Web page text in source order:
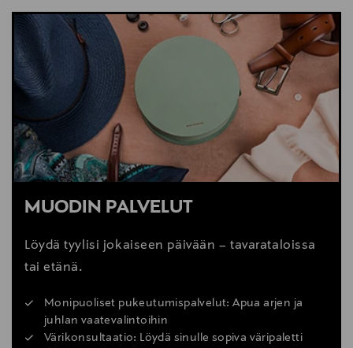
MUODIN PALVELUT
Löydä tyylisi jokaiseen päivään – tavarataloissa
tai etänä.
Monipuoliset pukeutumispalvelut: Apua arjen ja
juhlan vaatevalintoihin
Värikonsultaatio: Löydä sinulle sopiva väripaletti